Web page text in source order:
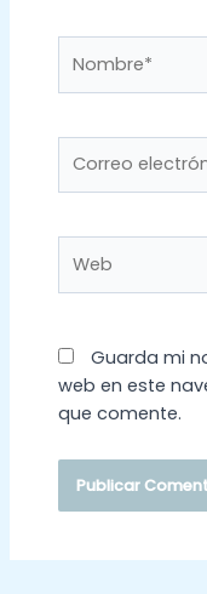
electrónico*
Guarda mi
web en este
que comente.